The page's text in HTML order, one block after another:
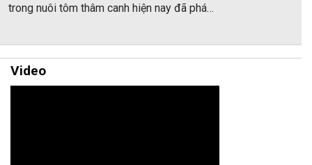
trong nuôi tôm thâm canh hiện nay đã phá…
Video